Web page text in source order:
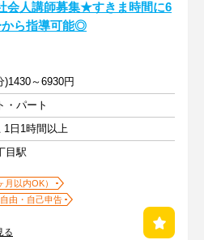
会人講師募集★すきま時間に6
から指導可能◎
)1430～6930円
・パート
1日1時間以上
目駅
月以内OK）
由・自己申告
る